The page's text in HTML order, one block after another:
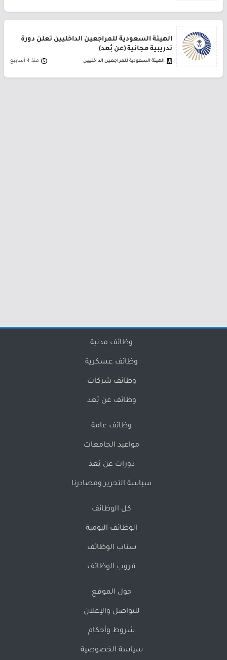
الهيئة السعودية للمراجعين الداخليين تعلن دورة
تدريبية مجانية (عن بُعد)
الهيئة السعودية للمراجعين الداخليين منذ 4 أسابيع
وظائف مدنية
وظائف عسكرية
وظائف شركات
وظائف عن بُعد
وظائف عامة
مواعيد الجامعات
دورات عن بُعد
سياسة التحرير ومصادرنا
كل الوظائف
الوظائف اليومية
سناب الوظائف
قروب الوظائف
حول الموقع
للتواصل والإعلان
شروط وأحكام
سياسة الخصوصية